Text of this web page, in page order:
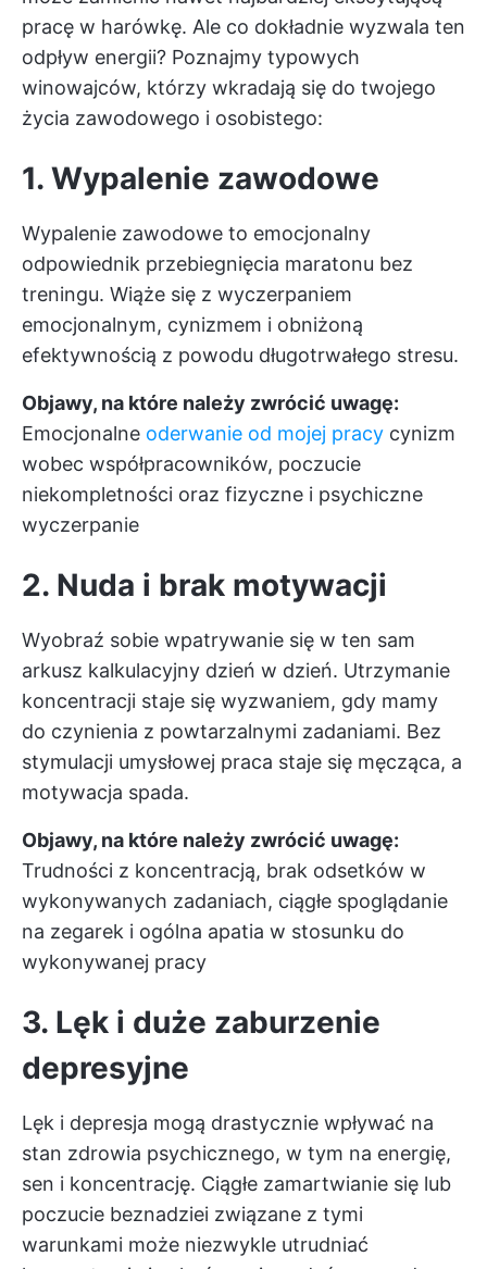
pracę w harówkę. Ale co dokładnie wyzwala ten
odpływ energii? Poznajmy typowych
winowajców, którzy wkradają się do twojego
życia zawodowego i osobistego:
1. Wypalenie zawodowe
Wypalenie zawodowe to emocjonalny
odpowiednik przebiegnięcia maratonu bez
treningu. Wiąże się z wyczerpaniem
emocjonalnym, cynizmem i obniżoną
efektywnością z powodu długotrwałego stresu.
Objawy, na które należy zwrócić uwagę:
Emocjonalne oderwanie od mojej pracy cynizm
wobec współpracowników, poczucie
niekompletności oraz fizyczne i psychiczne
wyczerpanie
2. Nuda i brak motywacji
Wyobraź sobie wpatrywanie się w ten sam
arkusz kalkulacyjny dzień w dzień. Utrzymanie
koncentracji staje się wyzwaniem, gdy mamy
do czynienia z powtarzalnymi zadaniami. Bez
stymulacji umysłowej praca staje się męcząca, a
motywacja spada.
Objawy, na które należy zwrócić uwagę:
Trudności z koncentracją, brak odsetków w
wykonywanych zadaniach, ciągłe spoglądanie
na zegarek i ogólna apatia w stosunku do
wykonywanej pracy
3. Lęk i duże zaburzenie
depresyjne
Lęk i depresja mogą drastycznie wpływać na
stan zdrowia psychicznego, w tym na energię,
sen i koncentrację. Ciągłe zamartwianie się lub
poczucie beznadziei związane z tymi
warunkami może niezwykle utrudniać